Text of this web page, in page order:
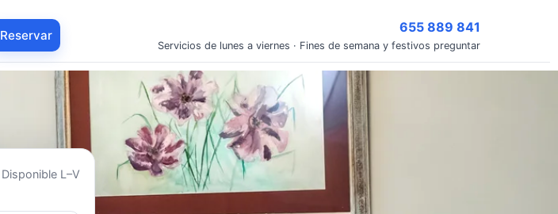
Reservar
655 889 841
Servicios de lunes a viernes · Fines de semana y festivos preguntar
Disponible L–V